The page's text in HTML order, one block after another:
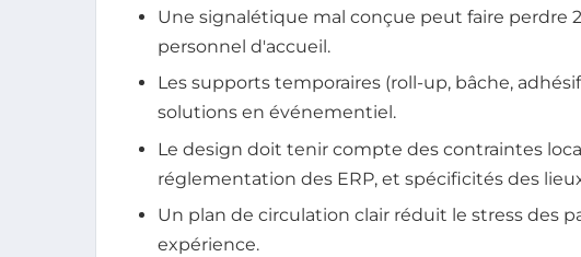
Une signalétique mal conçue peut faire perdre
personnel d'accueil.
Les supports temporaires (roll-up, bâche,
solutions en événementiel.
Le design doit tenir compte des contraintes
réglementation des ERP, et spécificités des
Un plan de circulation clair réduit le stress des
expérience.